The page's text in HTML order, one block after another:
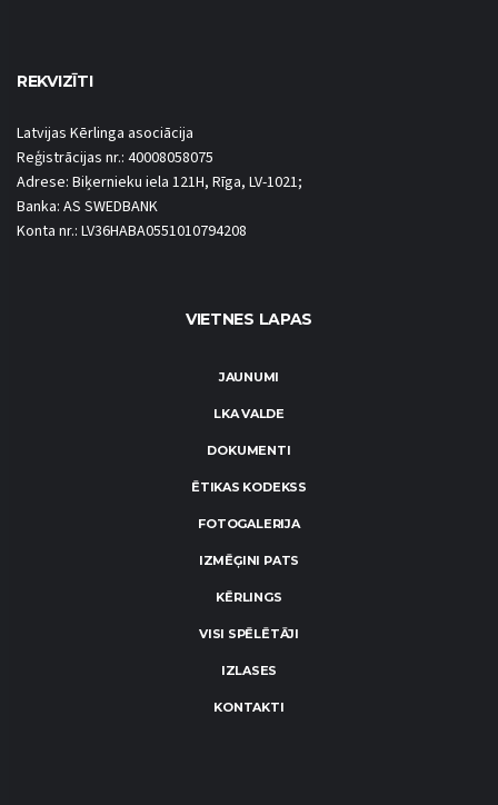
REKVIZĪTI
Latvijas Kērlinga asociācija
Reģistrācijas nr.: 40008058075
Adrese: Biķernieku iela 121H, Rīga, LV-1021;
Banka: AS SWEDBANK
Konta nr.: LV36HABA0551010794208
VIETNES LAPAS
JAUNUMI
LKA VALDE
DOKUMENTI
ĒTIKAS KODEKSS
FOTOGALERIJA
IZMĒĢINI PATS
KĒRLINGS
VISI SPĒLĒTĀJI
IZLASES
KONTAKTI